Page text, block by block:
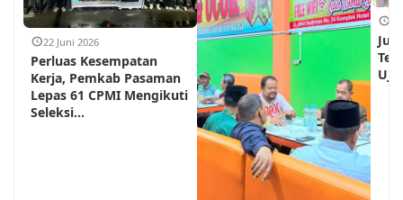
22 Juni 2026
Perluas Kesempatan
Kerja, Pemkab Pasaman
Lepas 61 CPMI Mengikuti
Seleksi...